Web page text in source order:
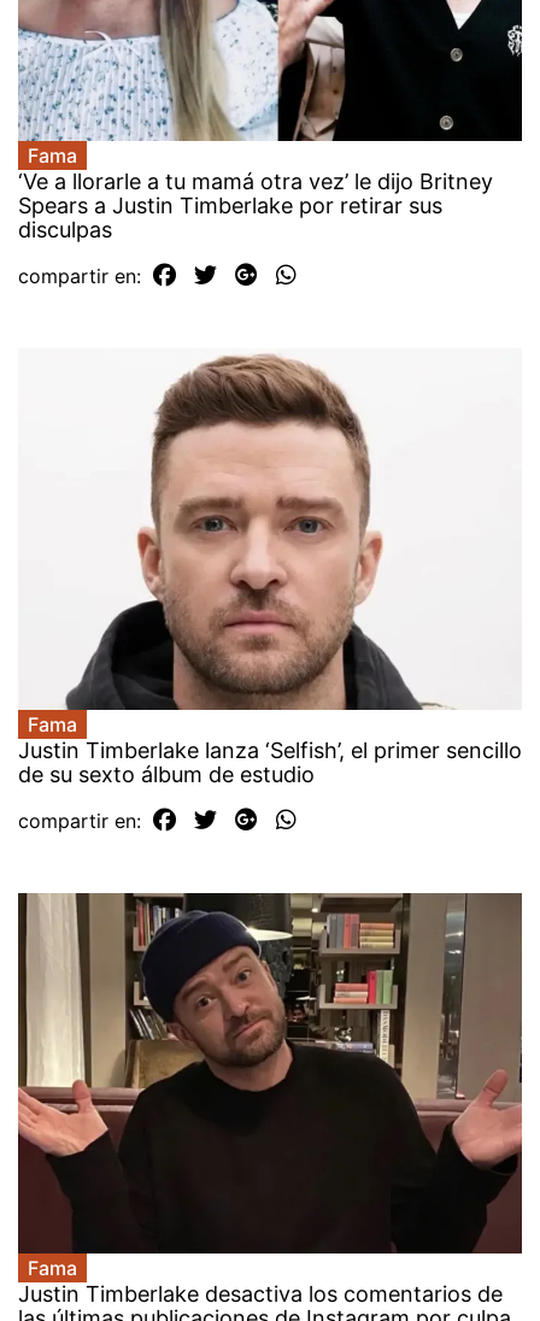
Fama
‘Ve a llorarle a tu mamá otra vez’ le dijo Britney
Spears a Justin Timberlake por retirar sus
disculpas
compartir en:
Fama
Justin Timberlake lanza ‘Selfish’, el primer sencillo
de su sexto álbum de estudio
compartir en:
Fama
Justin Timberlake desactiva los comentarios de